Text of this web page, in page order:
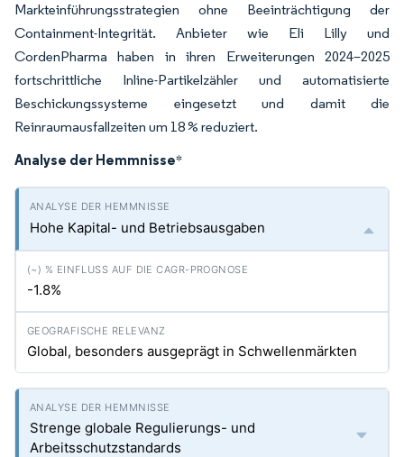
Markteinführungsstrategien ohne Beeinträchtigung der
Containment-Integrität. Anbieter wie Eli Lilly und
CordenPharma haben in ihren Erweiterungen 2024–2025
fortschrittliche Inline-Partikelzähler und automatisierte
Beschickungssysteme eingesetzt und damit die
Reinraumausfallzeiten um 18 % reduziert.
Analyse der Hemmnisse*
Hohe Kapital- und Betriebsausgaben
-1.8%
Global, besonders ausgeprägt in Schwellenmärkten
Strenge globale Regulierungs- und
Arbeitsschutzstandards